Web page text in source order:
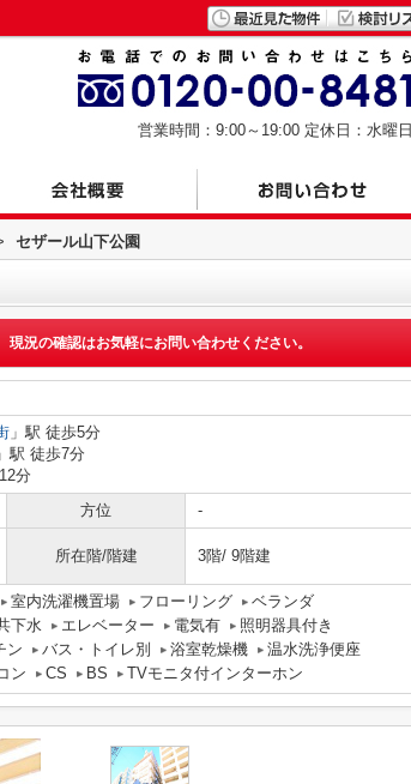
営業時間：9:00～19:00 定休日：水曜日
セザール山下公園
現況の確認はお気軽にお問い合わせください。
」駅 徒歩5分
」駅 徒歩7分
分
方位 -
所在階/階建 3階/ 9階建
室内洗濯機置場 フローリング
ベランダ
下水 エレベーター 電気有
照明器具付き
ン バス・トイレ別 浴室乾燥機
温水洗浄便座
ン CS BS TVモニタ付インターホン